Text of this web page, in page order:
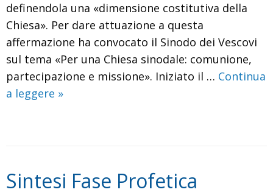
definendola una «dimensione costitutiva della
Chiesa». Per dare attuazione a questa
affermazione ha convocato il Sinodo dei Vescovi
sul tema «Per una Chiesa sinodale: comunione,
partecipazione e missione». Iniziato il … Continua
a leggere Organismi
nella
»
Sintesi Fase Profetica